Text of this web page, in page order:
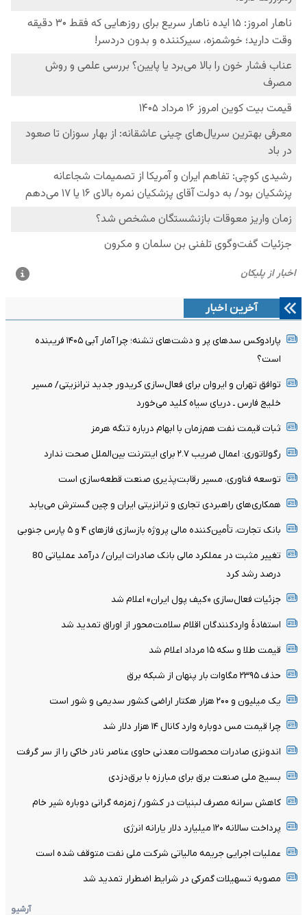
آخرین اخبار
پارادوکس سدهای پر و دشت‌های تشنه؛ چرا آمار آبی ۱۴۰۵ فریبنده
است؟
توافق تهران و ایروان برای فعال‌سازی کریدور جدید ترانزیتی/ مسیر
خلیج فارس ـ دریای سیاه کلید می‌خورد
ثبات قیمت نفت هم‌زمان با ابهام درباره تنگه هرمز
رگولاتوری: اعمال ضریب ۲.۷ برای اینترنت بین‌الملل صحت ندارد
توسعه فناوری، مسیر رقابت‌پذیری صنعت قطعه‌سازی است
همکاری‌های راهبردی تجاری و ترانزیتی ایران و چین گسترش می‌یابد
بانک تجارت، تأمین‌کننده مالی پروژه بازسازی فازهای ۴ و ۵ پارس جنوبی
تغییر مثبت در عملکرد مالی بانک صادرات ایران/ درآمد عملیاتی 80
درصد رشد کرد
جزئیات فعال‌سازی «کیف پول ایران» اعلام شد
استفادۀ واردکنندگان اقلام سلامت‌محور از اوراق تمدید شد
قیمت طلا و سکه ۱۵ مرداد اعلام شد
حذف ۲۳۹۵ مگاوات بار پنهان از شبکه برق
یک میلیون و ۲۰۰ هزار هکتار اراضی کشور سدیمی و شور است
چرا قیمت مس دوباره وارد کانال ۱۴ هزار دلار شد
اندونزی صادرات محصولات معدنی حاوی عناصر نادر خاکی را از سر گرفت
بسیج ملی صنعت برق برای مبارزه با برق‌دزدی
کاهش سرانه مصرف لبنیات در کشور/ زمزمه گرانی دوباره شیر خام
پرداخت سالانه ۱۲۰ میلیارد دلار یارانه انرژی
عملیات اجرایی جریمه مالیاتی شرکت ملی نفت متوقف شده است
مصوبه تسهیلات گمرکی در شرایط اضطرار تمدید شد
آرشیو